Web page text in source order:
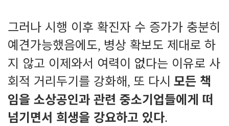
그러나 시행 이후 확진자 수 증가가 충분히
예견가능했음에도, 병상 확보도 제대로 하
지 않고 이제와서 여력이 없다는 이유로 사
회적 거리두기를 강화해, 또 다시 모든 책
임을 소상공인과 관련 중소기업들에게 떠
넘기면서 희생을 강요하고 있다.